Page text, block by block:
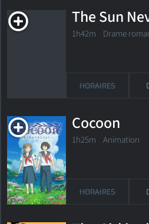
The Sun
1h42m Drame
HORAIRES
Cocoon
1h25m Animation
HORAIRES